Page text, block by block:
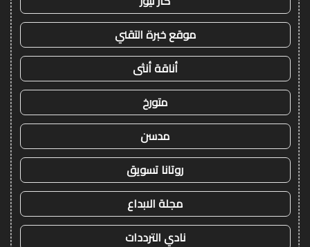
موقع خبرة التقني
أناقة أنثى
متورخ
مدسن
روتانا تسويق
مجلة الابداع
نادي الترددات